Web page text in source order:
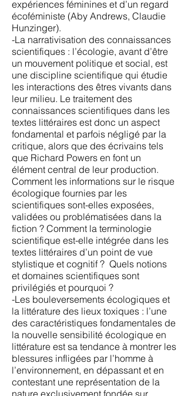
expériences féminines et d’un regard
écoféministe (Aby Andrews, Claudie
Hunzinger).
-La narrativisation des connaissances
scientifiques : l’écologie, avant d’être
un mouvement politique et social, est
une discipline scientifique qui étudie
les interactions des êtres vivants dans
leur milieu. Le traitement des
connaissances scientifiques dans les
textes littéraires est donc un aspect
fondamental et parfois négligé par la
critique, alors que des écrivains tels
que Richard Powers en font un
élément central de leur production.
Comment les informations sur le risque
écologique fournies par les
scientifiques sont-elles exposées,
validées ou problématisées dans la
fiction ? Comment la terminologie
scientifique est-elle intégrée dans les
textes littéraires d’un point de vue
stylistique et cognitif ? Quels notions
et domaines scientifiques sont
privilégiés et pourquoi ?
-Les bouleversements écologiques et
la littérature des lieux toxiques : l’une
des caractéristiques fondamentales de
la nouvelle sensibilité écologique en
littérature est sa tendance à montrer les
blessures infligées par l’homme à
l’environnement, en dépassant et en
contestant une représentation de la
nature exclusivement fondée sur